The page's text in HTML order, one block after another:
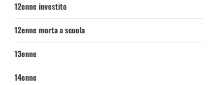
12enne investito
12enne morta a scuola
13enne
14enne